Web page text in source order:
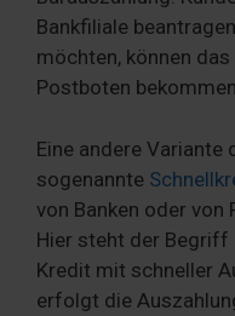
Bankfiliale
möchten, können
Postboten
Eine andere Variante
sogenannte
von Banken oder von
Hier steht der Begriff
Kredit mit schneller
erfolgt die